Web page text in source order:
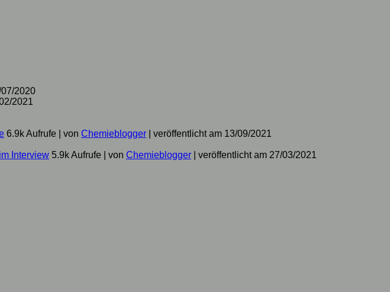
2020
2021
6.9k Aufrufe von Chemieblogger
veröffentlicht am 13/09/2021
Interview 5.9k Aufrufe von Chemieblogger veröffentlicht am 27/03/2021